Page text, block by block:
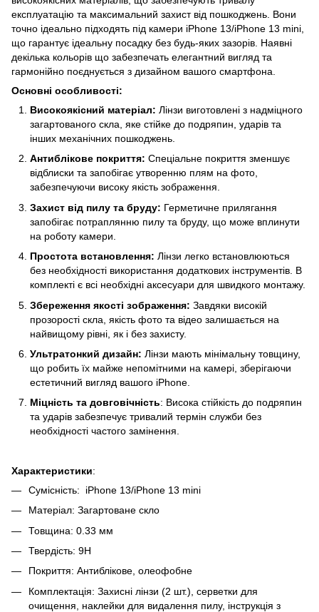
експлуатацію та максимальний захист від пошкоджень. Вони
точно ідеально підходять під камери iPhone 13/iPhone 13 mini,
що гарантує ідеальну посадку без будь-яких зазорів. Наявні
декілька кольорів що забезпечать елегантний вигляд та
гармонійно поєднується з дизайном вашого смартфона.
Основні особливості:
Високоякісний матеріал: Лінзи виготовлені з надміцного
загартованого скла, яке стійке до подряпин, ударів та
інших механічних пошкоджень.
Антиблікове покриття: Спеціальне покриття зменшує
відблиски та запобігає утворенню плям на фото,
забезпечуючи високу якість зображення.
Захист від пилу та бруду: Герметичне прилягання
запобігає потраплянню пилу та бруду, що може вплинути
на роботу камери.
Простота встановлення: Лінзи легко встановлюються
без необхідності використання додаткових інструментів. В
комплекті є всі необхідні аксесуари для швидкого монтажу.
Збереження якості зображення: Завдяки високій
прозорості скла, якість фото та відео залишається на
найвищому рівні, як і без захисту.
Ультратонкий дизайн: Лінзи мають мінімальну товщину,
що робить їх майже непомітними на камері, зберігаючи
естетичний вигляд вашого iPhone.
Міцність та довговічність: Висока стійкість до подряпин
та ударів забезпечує тривалий термін служби без
необхідності частого замінення.
Характеристики:
Сумісність: iPhone 13/iPhone 13 mini
Матеріал: Загартоване скло
Товщина: 0.33 мм
Твердість: 9H
Покриття: Антиблікове, олеофобне
Комплектація: Захисні лінзи (2 шт.), серветки для
очищення, наклейки для видалення пилу, інструкція з